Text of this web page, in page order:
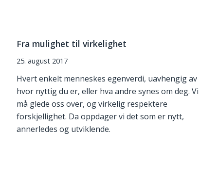
Fra mulighet til virkelighet
25. august 2017
Hvert enkelt menneskes egenverdi, uavhengig av
hvor nyttig du er, eller hva andre synes om deg. Vi
må glede oss over, og virkelig respektere
forskjellighet. Da oppdager vi det som er nytt,
annerledes og utviklende.